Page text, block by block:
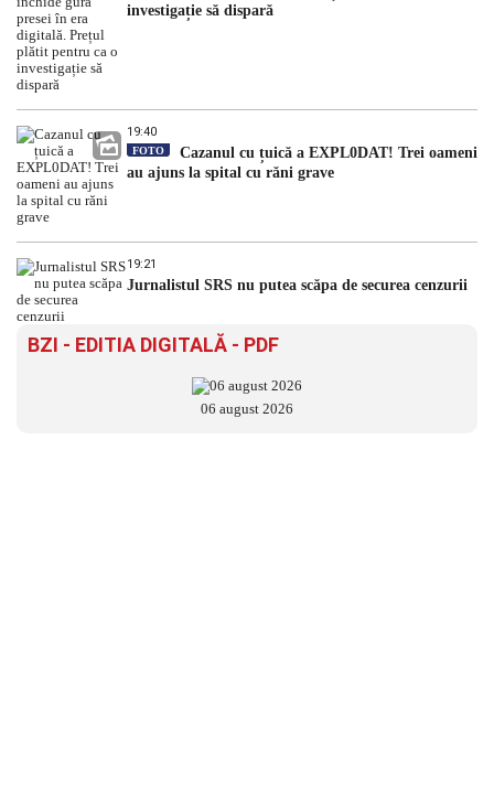
investigație să dispară
19:40
FOTO
Cazanul cu țuică a EXPL0DAT! Trei oameni
au ajuns la spital cu răni grave
19:21
Jurnalistul SRS nu putea scăpa de securea cenzurii
BZI - EDITIA DIGITALĂ - PDF
06 august 2026